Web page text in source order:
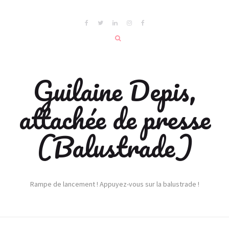
Guilaine Depis,
attachée de presse
(Balustrade)
Rampe de lancement ! Appuyez-vous sur la balustrade !